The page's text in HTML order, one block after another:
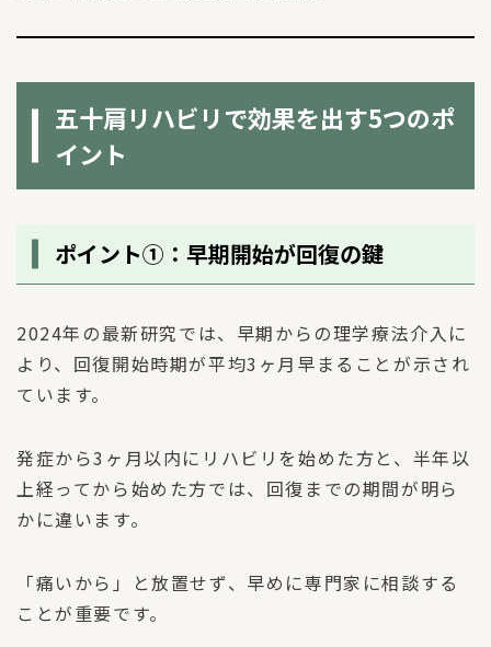
五十肩リハビリで効果を出す5つのポ
イント
ポイント①：早期開始が回復の鍵
2024年の最新研究では、早期からの理学療法介入に
より、回復開始時期が平均3ヶ月早まることが示され
ています。
発症から3ヶ月以内にリハビリを始めた方と、半年以
上経ってから始めた方では、回復までの期間が明ら
かに違います。
「痛いから」と放置せず、早めに専門家に相談する
ことが重要です。